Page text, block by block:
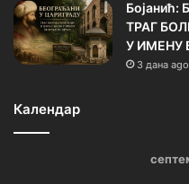
ТРАГ
У ИМЕНУ
3 дана ago
Календар